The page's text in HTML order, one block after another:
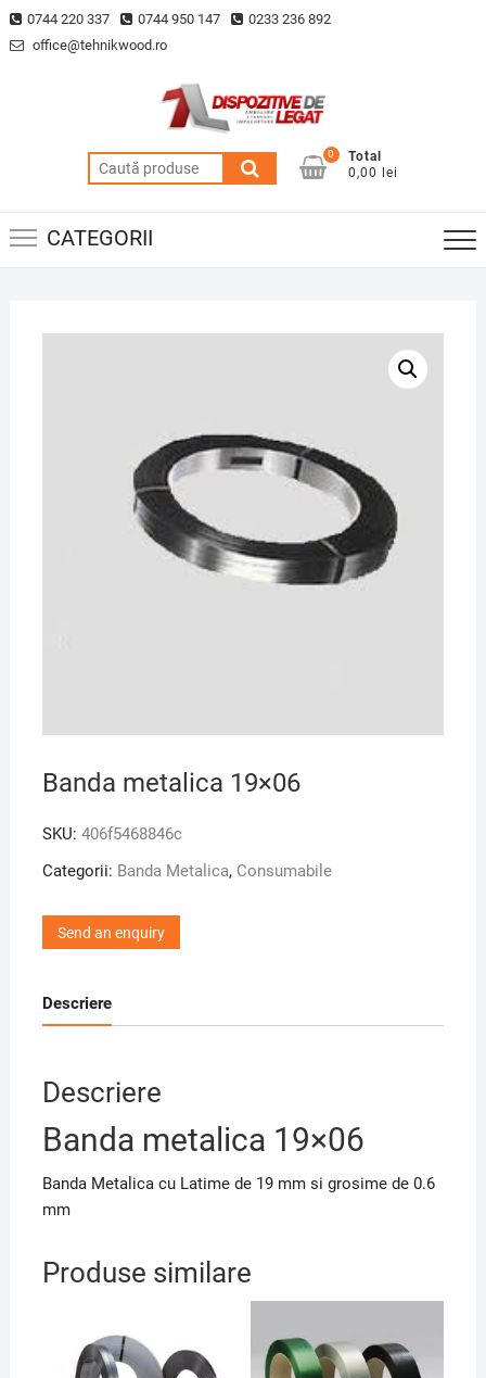
Skip
to
0744 220 337 0744 950 147
0233 236 892
office@tehnikwood.ro
Caută
după:
0
Total
0,00 lei
CATEGORII
Banda metalica 19×06
SKU: 406f5468846c
Categorii: Banda Metalica, Consumabile
Send an enquiry
Descriere
Descriere
Banda metalica 19×06
Banda Metalica cu Latime de 19 mm si grosime de 0.6
mm
Produse similare